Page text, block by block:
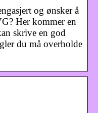
og ønsker å
Her kommer en
skrive en god
du må overholde